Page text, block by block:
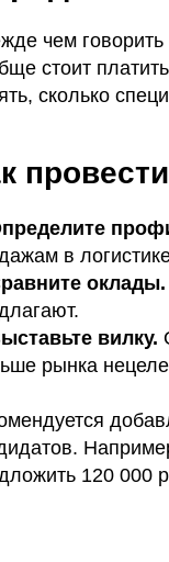
чем говорить
стоит
сколько
в
оклады.
вилку.
рынка
120 000